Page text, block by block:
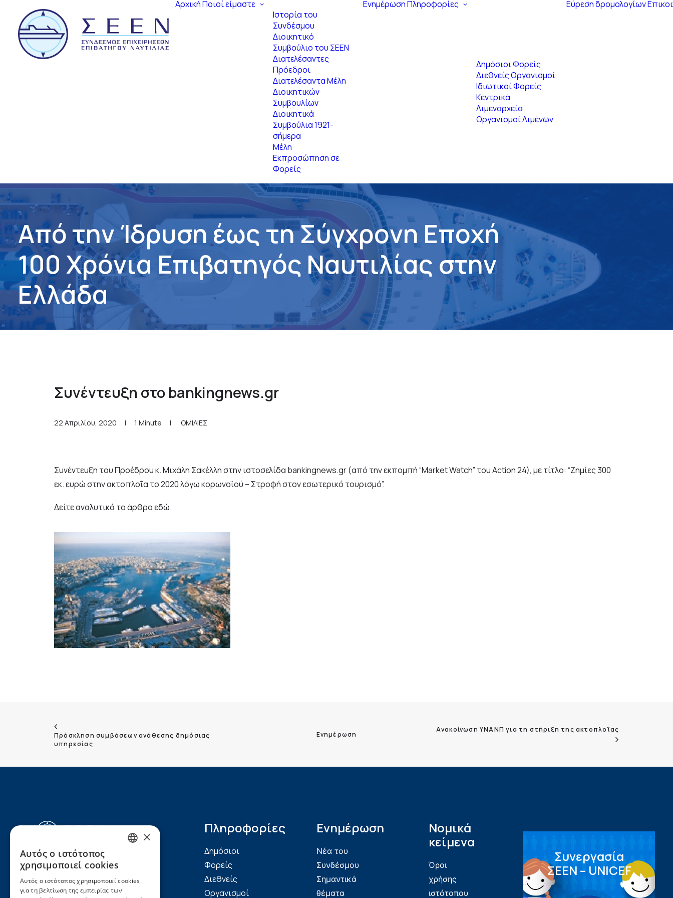
ΑρχικήΠοιοί είμαστε
Ιστορία του
Συνδέσμου
Διοικητικό
Συμβούλιο του ΣΕΕΝ
Διατελέσαντες
Πρόεδροι
Διατελέσαντα Μέλη
Διοικητικών
Συμβουλίων
Διοικητικά
Συμβούλια 1921-
σήμερα
Μέλη
Εκπροσώπηση σε
Φορείς
ΕνημέρωσηΠληροφορίες
Δημόσιοι Φορείς
Διεθνείς Οργανισμοί
Ιδιωτικοί Φορείς
Κεντρικά
Λιμεναρχεία
Οργανισμοί Λιμένων
Εύρεση δρομολογίων
ΑπότηνΊδρυση έως τηΣύγχρονη Εποχή
100 Χρόνια Επιβατηγός Ναυτιλίας στην
Ελλάδα
Συνέντευξη στο bankingnews.gr
22 Απριλίου, 2020 | 1 Minute | ΟΜΙΛΙΕΣ
Συνέντευξη του Προέδρου κ. Μιχάλη Σακέλλη στην ιστοσελίδα bankingnews.gr (από την εκπομπή “Market Watch” του Action 24), με τίτλο: “Ζημίες 300
εκ. ευρώ στην ακτοπλοΐα το 2020 λόγω κορωνοϊού – Στροφή στον εσωτερικό τουρισμό”.
Δείτε αναλυτικά το άρθροεδώ.
Πρόσκληση συμβάσεων ανάθεσης δημόσιας
υπηρεσίας
Ενημέρωση
Ανακοίνωση ΥΝΑΝΠ για τη στήριξη της ακτοπλοΐας
Ακτή Μιαούλη 7-9, 185
35, Πειραιάς
τηλ.: (+30) 2104220820,
Πληροφορίες
Δημόσιοι
Φορείς
Διεθνείς
Οργανισμοί
Ενημέρωση
Νέα του
Συνδέσμου
Σημαντικά
θέματα
Νομικά
κείμενα
Όροι
χρήσης
ιστότοπου
Συνεργασία
ΣEEN – UNICEF
×
Αυτός ο ιστότοπος
χρησιμοποιεί cookies
Αυτός ο ιστότοπος χρησιμοποιεί cookies
για τη βελτίωση της εμπειρίας των